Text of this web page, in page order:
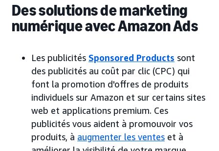
Des solutions de marketing
numérique avec Amazon Ads
Les publicités Sponsored Products sont
des publicités au coût par clic (CPC) qui
font la promotion d'offres de produits
individuels sur Amazon et sur certains sites
web et applications premium. Ces
publicités vous aident à promouvoir vos
produits, à augmenter les ventes et à